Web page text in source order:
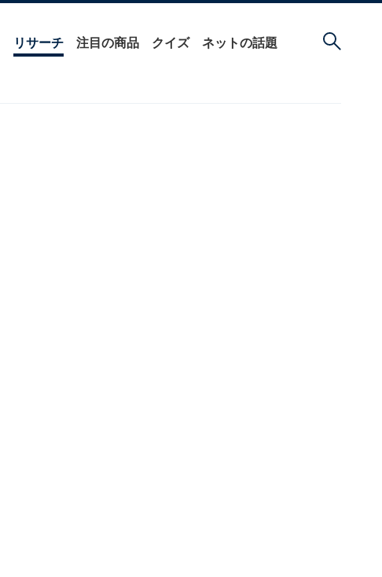
リサーチ 注目の商品 クイズ ネットの話題